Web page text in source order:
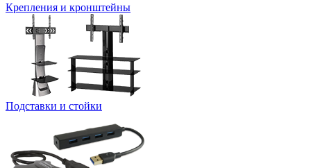
Крепления и кронштейны
Подставки и стойки